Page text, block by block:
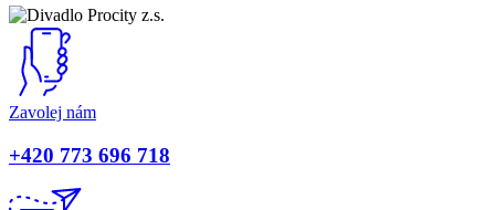
Zavolej nám
+420 773 696 718